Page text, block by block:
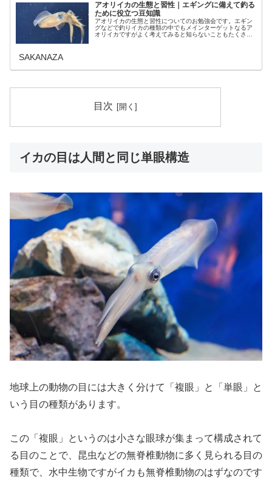
アオリイカの生態と習性｜エギングに備えて釣る
ために役立つ豆知識
アオリイカの生態と習性についてのお勉強会です。エギン
グなどで釣りイカの種類の中でもメインターゲットなるア
オリイカですがよく考えてみると知らないこともたくさん
SAKANAZA
目次
イカの目は人間と同じ単眼構造
地球上の動物の目には大きく分けて「複眼」と「単眼」と
いう目の種類があります。
この「複眼」というのは小さな眼球が集まって構成されて
る目のことで、昆虫などの無脊椎動物に多く見られる目の
種類で、水中生物ですがイカも無脊椎動物のはずなのです